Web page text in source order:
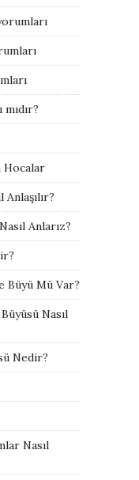
Hocalar
Anlarız?
Büyü Mü Var?
Nasıl
Nedir?
Nasıl